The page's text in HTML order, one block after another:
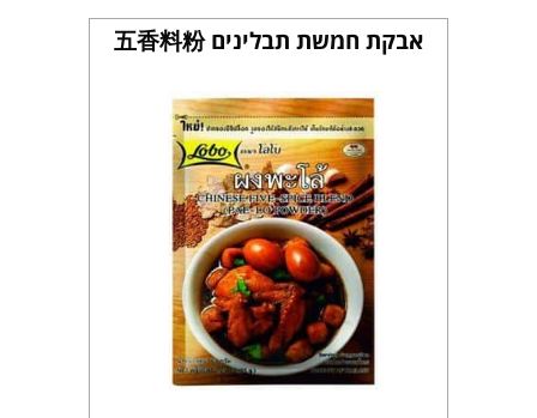
אבקת חמשת תבלינים 五香料粉